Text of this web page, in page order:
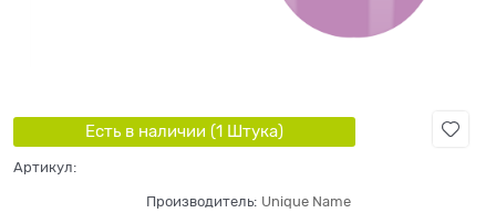
Есть в наличии (1 Штука)
Артикул:
Производитель: Unique Name